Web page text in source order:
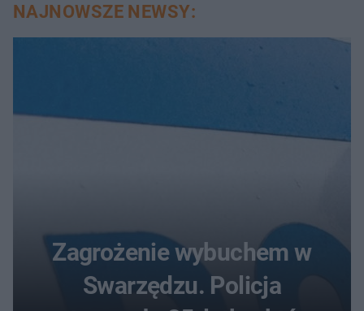
NAJNOWSZE NEWSY:
Zagrożenie wybuchem w
Swarzędzu. Policja